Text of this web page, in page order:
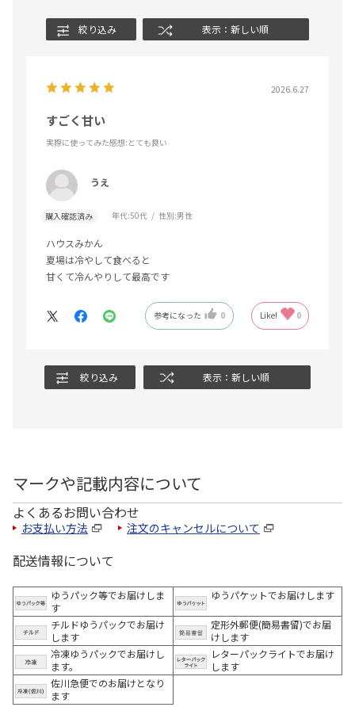
絞り込み 表示：新しい順
2026.6.27
すごく甘い
実際に使ってみた感想:とても良い
うえ
購入確認済み 年代:50代 性別:男性
ハウスみかん
夏場は冷やして食べると
甘くて冷んやりして最高です
参考になった 0 Like! 0
絞り込み 表示：新しい順
マークや記載内容について
よくあるお問い合わせ
お支払い方法 注文のキャンセルについて
配送情報について
ゆうパック等でお届けしま
す
ゆうパケットでお届けします
チルドゆうパックでお届け
します
定形外郵便(簡易書留)でお届
けします
冷凍ゆうパックでお届けし
ます。
レターパックライトでお届け
します
佐川急便でのお届けとなり
ます